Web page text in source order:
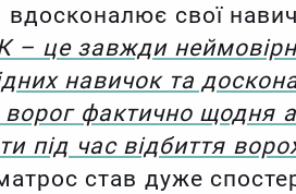
свої
– це завжди
навичок та
ворог фактично щодня
під час відбиття
став дуже